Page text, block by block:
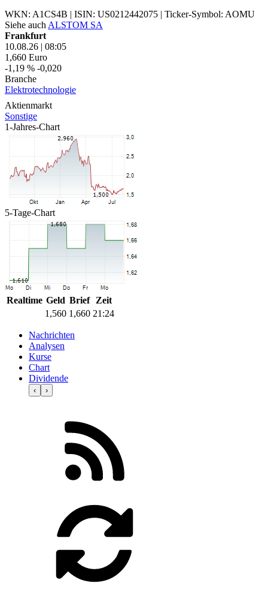
WKN: A1CS4B | ISIN: US0212442075 | Ticker-Symbol: AOMU
Siehe auch ALSTOM SA
Frankfurt
10.08.26 | 08:05
1,660 Euro
-1,19 % -0,020
Branche
Elektrotechnologie
Aktienmarkt
Sonstige
1-Jahres-Chart
5-Tage-Chart
Realtime Geld Brief
Zeit
1,560 1,660 21:24
Nachrichten
Analysen
Kurse
Chart
Dividende
‹ ›